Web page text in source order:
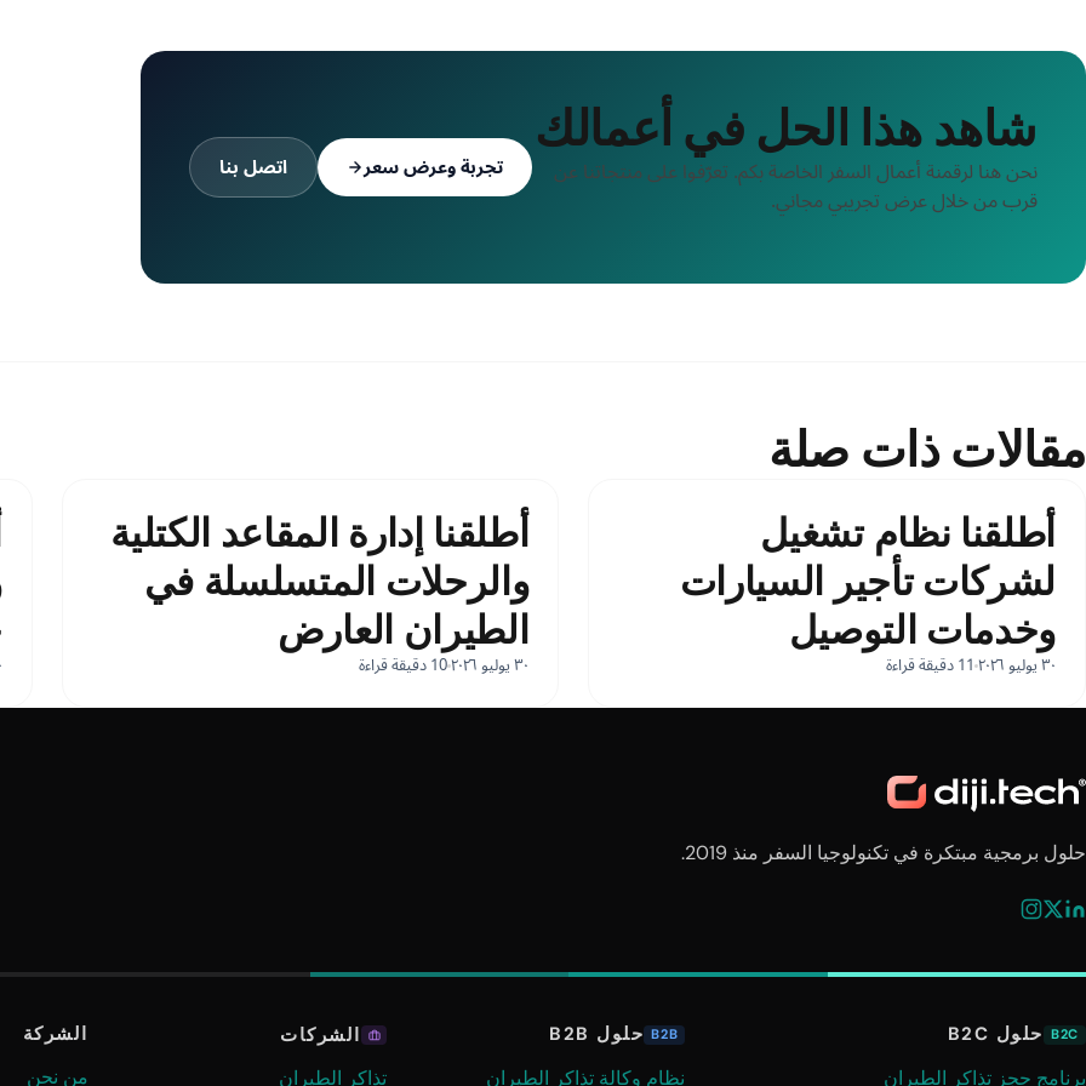
شاهد هذا الحل في أعمالك
نحن هنا لرقمنة أعمال السفر الخاصة بكم. تعرّفوا على منتجاتنا عن
قرب من خلال عرض تجريبي مجاني.
تجربة وعرض سعر اتصل بنا
مقالات ذات صلة
أطلقنا نظام تشغيل
لشركات تأجير السيارات
وخدمات التوصيل
٣٠ يوليو ٢٠٢٦ 11 دقيقة قراءة
أطلقنا إدارة المقاعد الكتلية
والرحلات المتسلسلة في
الطيران العارض
٣٠ يوليو ٢٠٢٦ 10 دقيقة قراءة
حلول برمجية مبتكرة في تكنولوجيا السفر منذ 2019.
B2C حلول B2C
برنامج حجز تذاكر الطيران
B2B حلول B2B
نظام وكالة تذاكر الطيران
الشركات
تذاكر الطيران
الشركة
من نحن